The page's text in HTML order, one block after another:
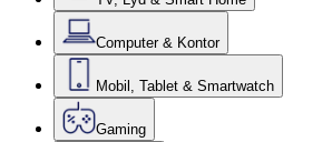
Computer & Kontor
Mobil, Tablet & Smartwatch
Gaming